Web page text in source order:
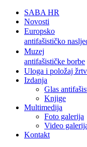
SABA HR
Novosti
Europsko
antifašističko
Muzej
antifašističke borbe
Uloga i položaj
Izdanja
Glas
Knjige
Multimedija
Foto galerija
Video
Kontakt